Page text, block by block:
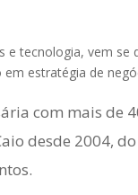
e tecnologia, vem
estratégia de
com mais de
desde 2004,